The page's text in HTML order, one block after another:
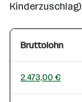
Kinderzuschlag)
Bruttolohn
2.473,00 €